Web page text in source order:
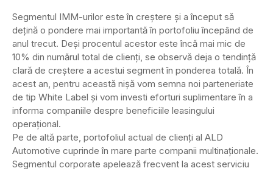
Segmentul IMM-urilor este în creştere şi a început să
deţină o pondere mai importantă în portofoliu începând de
anul trecut. Deşi procentul acestor este încă mai mic de
10% din numărul total de clienţi, se observă deja o tendinţă
clară de creştere a acestui segment în ponderea totală. În
acest an, pentru această nişă vom semna noi parteneriate
de tip White Label şi vom investi eforturi suplimentare în a
informa companiile despre beneficiile leasingului
operaţional.
Pe de altă parte, portofoliul actual de clienţi al ALD
Automotive cuprinde în mare parte companii multinaţionale.
Segmentul corporate apelează frecvent la acest serviciu